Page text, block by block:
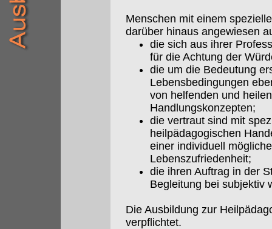
Menschen mit einem
darüber hinaus angewiesen
die sich aus ihrer
für die Achtung der
die um die Bedeutung
Lebensbedingungen
von helfenden und
Handlungskonzepten;
die vertraut sind mit
heilpädagogischen
einer individuell
Lebenszufriedenheit;
die ihren Auftrag in der
Begleitung bei subjektiv
Die Ausbildung zur
verpflichtet.